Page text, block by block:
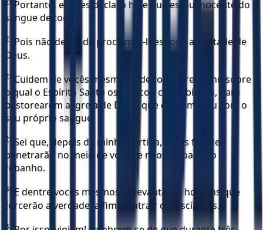
Portanto, eu lhes declaro hoje que estou inocente do
sangue de todos.
27 Pois não deixei de proclamar-lhes toda a vontade de
Deus.
28 Cuidem de vocês mesmos e de todo o rebanho sobre
o qual o Espírito Santo os colocou como bispos, para
pastorearem a igreja de Deus, que ele comprou com o
seu próprio sangue.
29 Sei que, depois da minha partida, lobos ferozes
penetrarão no meio de vocês e não pouparão o
rebanho.
30 E dentre vocês mesmos se levantarão homens que
torcerão a verdade, a fim de atrair os discípulos.
31